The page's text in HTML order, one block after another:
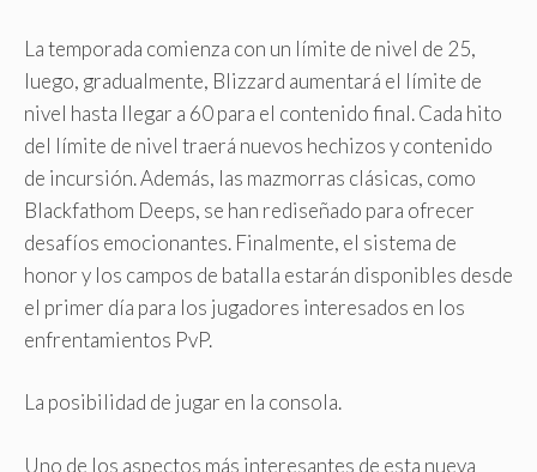
La temporada comienza con un límite de nivel de 25,
luego, gradualmente, Blizzard aumentará el límite de
nivel hasta llegar a 60 para el contenido final. Cada hito
del límite de nivel traerá nuevos hechizos y contenido
de incursión. Además, las mazmorras clásicas, como
Blackfathom Deeps, se han rediseñado para ofrecer
desafíos emocionantes. Finalmente, el sistema de
honor y los campos de batalla estarán disponibles desde
el primer día para los jugadores interesados ​​en los
enfrentamientos PvP.
La posibilidad de jugar en la consola.
Uno de los aspectos más interesantes de esta nueva